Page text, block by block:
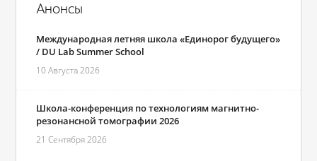
Анонсы
Международная летняя школа «Единорог будущего»
/ DU Lab Summer School
10 Августа 2026
Школа-конференция по технологиям магнитно-
резонансной томографии 2026
21 Сентября 2026